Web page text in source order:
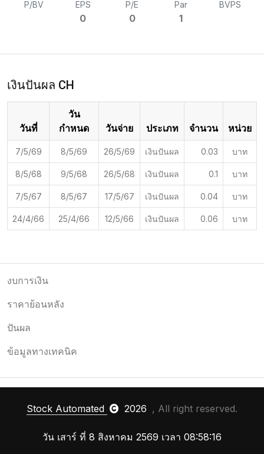
P/BV EPS
0
P/E
0
Par
1
BVPS
เงินปันผล CH
วันที่
วัน
กำหนด
วันจ่าย ประเภท จำนวน หน่วย
7/5/69 8/5/69 26/5/69 เงินปันผล 0.03 บาท
8/5/68 9/5/68 26/5/68 เงินปันผล 0.1 บาท
7/5/67 8/5/67 17/5/67 เงินปันผล 0.04 บาท
24/4/66 25/4/66 12/5/66 เงินปันผล 0.06 บาท
งบการเงิน
ราคาย้อนหลัง
ปันผล
ข้อมูลทางเทคนิค
Stock Automated 2026 , All right reserved.
วัน เสาร์ ที่ 8 สิงหาคม 2569 เวลา 08:58:16